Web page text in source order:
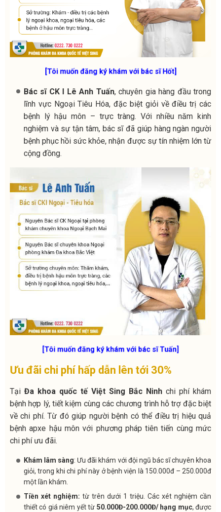
[Tôi muốn đăng ký khám với bác sĩ Hốt]
Bác sĩ CK I Lê Anh Tuấn, chuyên gia hàng đầu trong
lĩnh vực Ngoại Tiêu Hóa, đặc biệt giỏi về điều trị các
bệnh lý hậu môn – trực tràng. Với nhiều năm kinh
nghiệm và sự tận tâm, bác sĩ đã giúp hàng ngàn người
bệnh phục hồi sức khỏe, nhận được sự tín nhiệm lớn từ
cộng đồng.
[Tôi muốn đăng ký khám với bác sĩ Tuấn]
Ưu đãi chi phí hấp dẫn lên tới 30%
Tại Đa khoa quốc tế Việt Sing Bắc Ninh chi phí khám
bệnh hợp lý, tiết kiệm cùng các chương trình hỗ trợ đặc biệt
về chi phí. Từ đó giúp người bệnh có thể điều trị hiệu quả
bệnh apxe hậu môn với phương pháp tiên tiến cùng mức
chi phí ưu đãi.
Khám lâm sàng: Ưu đãi khám với đội ngũ bác sĩ chuyên khoa
giỏi, trong khi chi phí này ở bệnh viện là 150.000đ – 250.000đ
một lần khám.
Tiền xét nghiệm: từ trên dưới 1 triệu. Các xét nghiệm cần
thiết có giá niêm yết từ 50.000Đ-200.000Đ/ hạng mục, được